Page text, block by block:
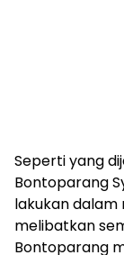
Seperti yang
Bontoparang
lakukan dalam
melibatkan
Bontoparang